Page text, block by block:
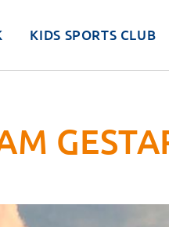
KIDS SPORTS CLUB